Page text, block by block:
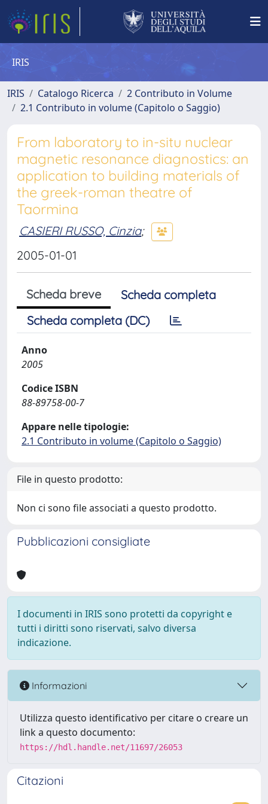
IRIS
IRIS Catalogo Ricerca
2 Contributo in Volume
2.1 Contributo in volume (Capitolo o Saggio)
From laboratory to in-situ nuclear
magnetic resonance diagnostics: an
application to building materials of
the greek-roman theatre of
Taormina
CASIERI RUSSO, Cinzia;
2005-01-01
Scheda breve
Scheda completa
Scheda completa (DC)
Anno
2005
Codice ISBN
88-89758-00-7
Appare nelle tipologie:
2.1 Contributo in volume (Capitolo o Saggio)
File in questo prodotto:
Non ci sono file associati a questo prodotto.
Pubblicazioni consigliate
I documenti in IRIS sono protetti da copyright e
tutti i diritti sono riservati, salvo diversa
indicazione.
Informazioni
Utilizza questo identificativo per citare o creare un
link a questo documento:
https://hdl.handle.net/11697/26053
Citazioni